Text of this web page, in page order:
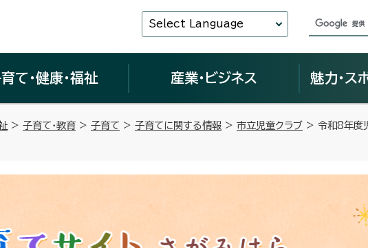
Select Language
て・健康・福祉 産業・ビジネス 魅力・ス
> 子育て・教育 > 子育て > 子育てに関する情報 > 市立児童クラブ > 令和8年度